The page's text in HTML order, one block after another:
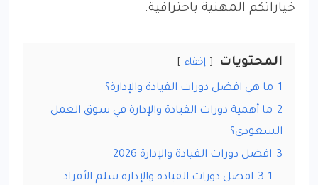
خياراتكم المهنية باحترافية.
المحتويات إخفاء
1 ما هي افضل دورات القيادة والإدارة؟
2 ما أهمية دورات القيادة والإدارة في سوق العمل
السعودي؟
3 افضل دورات القيادة والإدارة 2026
3.1 افضل دورات القيادة والإدارة سلم الأفراد